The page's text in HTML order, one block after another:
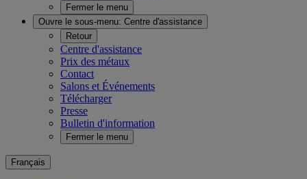
Fermer le menu
Ouvre le sous-menu: Centre d'assistance
Retour
Centre d'assistance
Prix des métaux
Contact
Salons et Événements
Télécharger
Presse
Bulletin d'information
Fermer le menu
Français